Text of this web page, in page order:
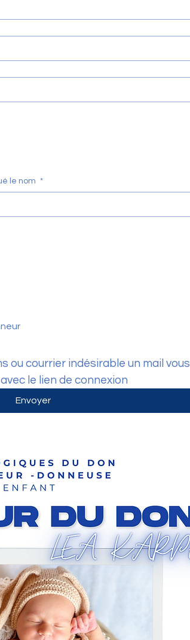
le nom *
ou courrier indésirable un mail vous
Envoyer